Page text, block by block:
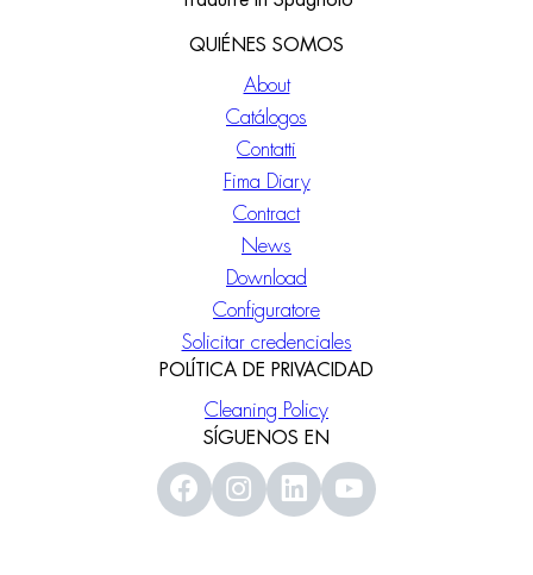
QUIÉNES SOMOS
About
Catálogos
Contatti
Fima Diary
Contract
News
Download
Configuratore
Solicitar credenciales
POLÍTICA DE PRIVACIDAD
Cleaning Policy
SÍGUENOS EN